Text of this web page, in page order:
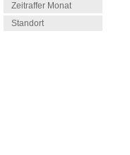
Zeitraffer Monat
Standort